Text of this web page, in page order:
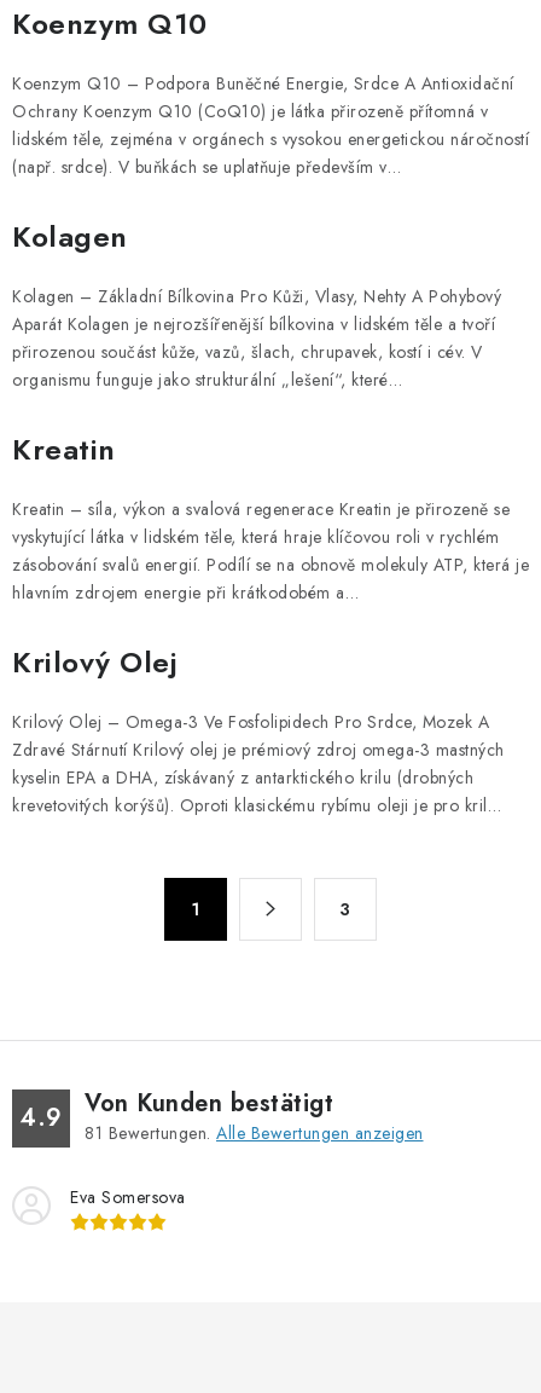
Koenzym Q10
Koenzym Q10 – Podpora Buněčné Energie, Srdce A Antioxidační
Ochrany Koenzym Q10 (CoQ10) je látka přirozeně přítomná v
lidském těle, zejména v orgánech s vysokou energetickou náročností
(např. srdce). V buňkách se uplatňuje především v…
Kolagen
Kolagen – Základní Bílkovina Pro Kůži, Vlasy, Nehty A Pohybový
Aparát Kolagen je nejrozšířenější bílkovina v lidském těle a tvoří
přirozenou součást kůže, vazů, šlach, chrupavek, kostí i cév. V
organismu funguje jako strukturální „lešení“, které…
Kreatin
Kreatin – síla, výkon a svalová regenerace Kreatin je přirozeně se
vyskytující látka v lidském těle, která hraje klíčovou roli v rychlém
zásobování svalů energií. Podílí se na obnově molekuly ATP, která je
hlavním zdrojem energie při krátkodobém a…
Krilový Olej
Krilový Olej – Omega-3 Ve Fosfolipidech Pro Srdce, Mozek A
Zdravé Stárnutí Krilový olej je prémiový zdroj omega-3 mastných
kyselin EPA a DHA, získávaný z antarktického krilu (drobných
krevetovitých korýšů). Oproti klasickému rybímu oleji je pro kril…
r
e
e
e
i
r
u
n
g
1 3
4.9 Von Kunden bestätigt
81 Bewertungen. Alle Bewertungen anzeigen
Eva Somersova